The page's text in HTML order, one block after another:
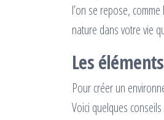
l’on se repose,
nature dans votre vie
Les
Pour créer un
Voici quelques